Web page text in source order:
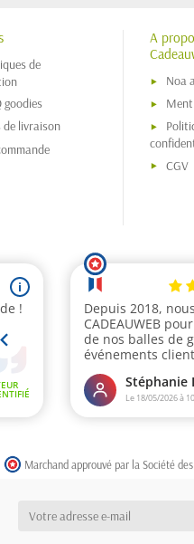
de
goodies
de livraison
A
Noa
CGV
Marchand approuvé par la Société